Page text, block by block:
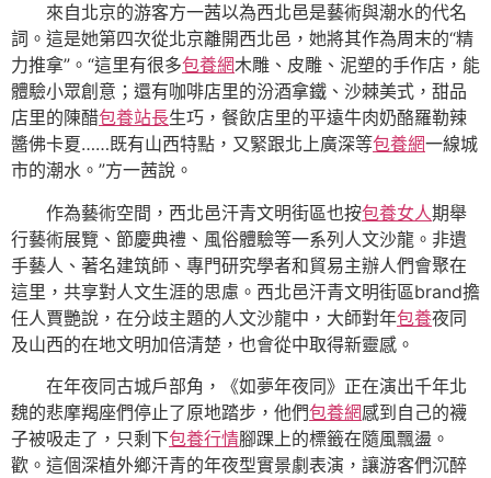
來自北京的游客方一茜以為西北邑是藝術與潮水的代名
詞。這是她第四次從北京離開西北邑，她將其作為周末的“精
力推拿”。“這里有很多包養網木雕、皮雕、泥塑的手作店，能
體驗小眾創意；還有咖啡店里的汾酒拿鐵、沙棘美式，甜品
店里的陳醋包養站長生巧，餐飲店里的平遠牛肉奶酪羅勒辣
醬佛卡夏……既有山西特點，又緊跟北上廣深等包養網一線城
市的潮水。”方一茜說。
作為藝術空間，西北邑汗青文明街區也按包養女人期舉
行藝術展覽、節慶典禮、風俗體驗等一系列人文沙龍。非遺
手藝人、著名建筑師、專門研究學者和貿易主辦人們會聚在
這里，共享對人文生涯的思慮。西北邑汗青文明街區brand擔
任人賈艷說，在分歧主題的人文沙龍中，大師對年包養夜同
及山西的在地文明加倍清楚，也會從中取得新靈感。
在年夜同古城戶部角，《如夢年夜同》正在演出千年北
魏的悲摩羯座們停止了原地踏步，他們包養網感到自己的襪
子被吸走了，只剩下包養行情腳踝上的標籤在隨風飄盪。
歡。這個深植外鄉汗青的年夜型實景劇表演，讓游客們沉醉